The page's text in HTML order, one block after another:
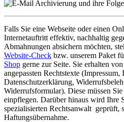
Falls Sie eine Webseite oder einen
Internetauftritt effektiv, nachhaltig
Abmahnungen absichern möchten,
Website-Check bzw. unserem Paket
Shop gerne zur Seite. Sie erhalten
angepassten Rechtstexte
Datenschutzerklärung,
Widerrufsformular). Diese müssen
einpflegen. Darüber hinaus wird Ihre
spezialisierten Rechtsanwalt geprüft,
Haftungsübernahme.